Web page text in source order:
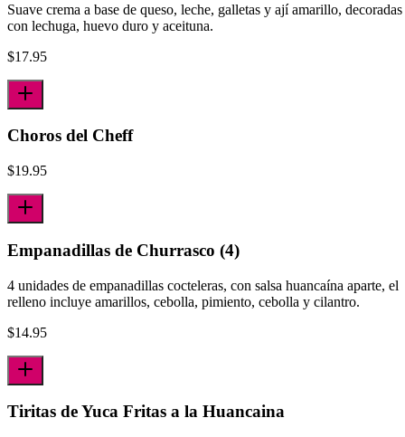
Suave crema a base de queso, leche, galletas y ají amarillo, decoradas
con lechuga, huevo duro y aceituna.
$17.95
Choros del Cheff
$19.95
Empanadillas de Churrasco (4)
4 unidades de empanadillas cocteleras, con salsa huancaína aparte, el
relleno incluye amarillos, cebolla, pimiento, cebolla y cilantro.
$14.95
Tiritas de Yuca Fritas a la Huancaina